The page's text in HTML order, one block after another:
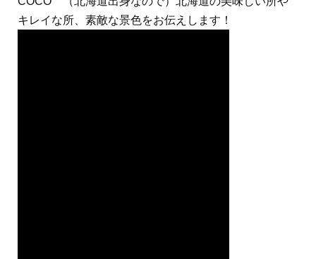
キレイな所、素敵な景色をお伝えします！